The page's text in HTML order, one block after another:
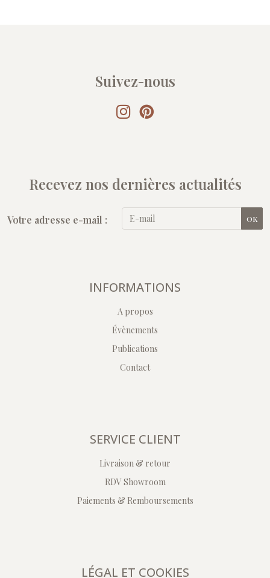
Suivez-nous
Recevez nos dernières actualités
Votre adresse e-mail : OK
INFORMATIONS
A propos
Évènements
Publications
Contact
SERVICE CLIENT
Livraison & retour
RDV Showroom
Paiements & Remboursements
LÉGAL ET COOKIES